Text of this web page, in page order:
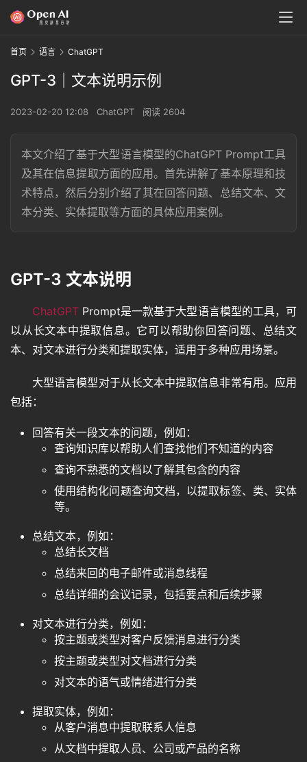
首页 语言 ChatGPT
GPT-3｜文本说明示例
2023-02-20 12:08 ChatGPT 阅读 2604
本文介绍了基于大型语言模型的ChatGPT Prompt工具
及其在信息提取方面的应用。首先讲解了基本原理和技
术特点，然后分别介绍了其在回答问题、总结文本、文
本分类、实体提取等方面的具体应用案例。
GPT-3 文本说明
ChatGPT Prompt是一款基于大型语言模型的工具，可
以从长文本中提取信息。它可以帮助你回答问题、总结文
本、对文本进行分类和提取实体，适用于多种应用场景。
大型语言模型对于从长文本中提取信息非常有用。应用
包括：
回答有关一段文本的问题，例如：
查询知识库以帮助人们查找他们不知道的内容
查询不熟悉的文档以了解其包含的内容
使用结构化问题查询文档，以提取标签、类、实体
等。
总结文本，例如：
总结长文档
总结来回的电子邮件或消息线程
总结详细的会议记录，包括要点和后续步骤
对文本进行分类，例如：
按主题或类型对客户反馈消息进行分类
按主题或类型对文档进行分类
对文本的语气或情绪进行分类
提取实体，例如：
从客户消息中提取联系人信息
从文档中提取人员、公司或产品的名称